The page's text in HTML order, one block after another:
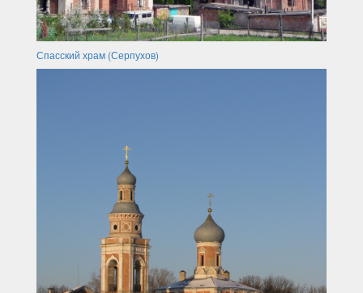
Спасский храм (Серпухов)